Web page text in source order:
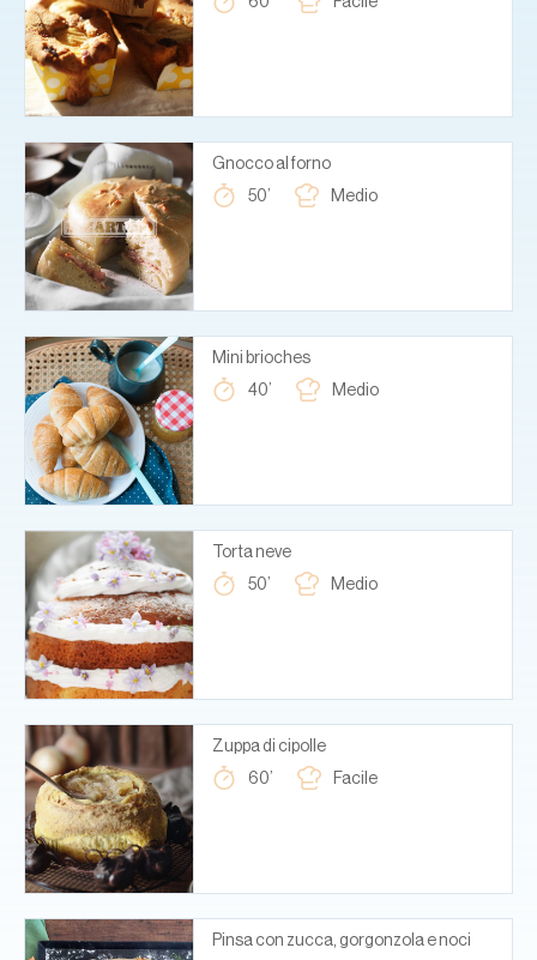
Gnocco al forno
50’
Medio
Mini brioches
40’
Medio
Torta neve
50’
Medio
Zuppa di cipolle
60’
Facile
Pinsa con zucca, gorgonzola e noci